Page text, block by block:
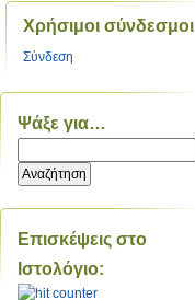
Ψάξε για…
Επισκέψεις στο
Ιστολόγιο:
Χρήσιμοι σύνδεσμοι
Σύνδεση